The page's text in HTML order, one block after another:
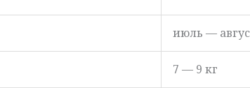
июль —
7 — 9 кг